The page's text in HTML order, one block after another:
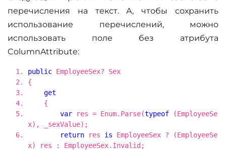
перечисления на текст. А, чтобы сохранить
использование перечислений, можно
использовать поле без атрибута
ColumnAttribute:
public EmployeeSex? Sex
{
get
{
var res = Enum.Parse(typeof (EmployeeSe
x), _sexValue);
return res is EmployeeSex ? (EmployeeSe
x) res : EmployeeSex.Invalid;